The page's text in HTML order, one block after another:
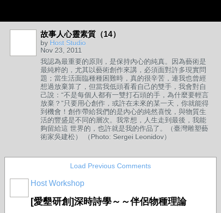
故事人心靈素質（14）
by Host Studio
Nov 23, 2011
我認為最重要的原則，是保持內心的純真。因為藝術是
最純粹的，尤其以藝術創作來講，必須面對許多現實問
題；當生活面臨種種困難時，真的很辛苦，連我也曾經
想過放棄算了，但當我低頭看看自己的雙手，我會對自
己說：“不是每個人都有一雙打石頭的手，為什麼要輕言
放棄？”只要用心創作，或許在未來的某一天，你就能得
到機會！創作帶給我們的是內心的純然喜悅，與物質生
活的豐盛是不同的層次。我常想，人生走到最後，我能
夠留給這 世界的，也許就是我的作品了。（臺灣雕塑藝
術家吳建松） （Photo: Sergei Leonidov）
Load Previous Comments
Host Workshop
[愛墾研創]深時詩學～～伴侶物種理論